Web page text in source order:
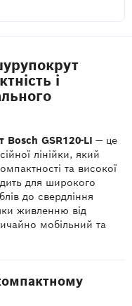
і
Bosch GSR120-LI — це
лінійки, який
та високої
для широкого
до свердління
живленню від
мобільний та